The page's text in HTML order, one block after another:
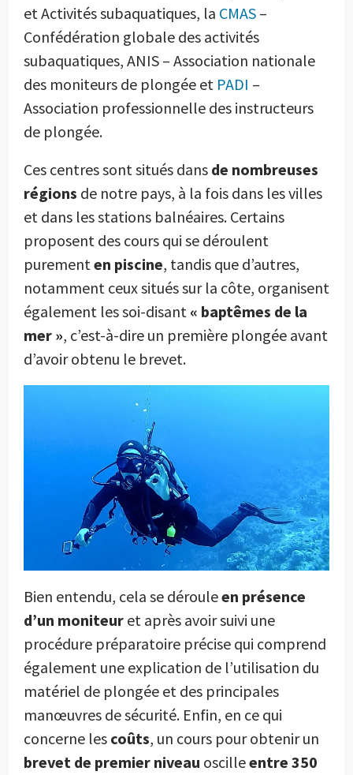
et Activités subaquatiques, la CMAS –
Confédération globale des activités
subaquatiques, ANIS – Association nationale
des moniteurs de plongée et PADI –
Association professionnelle des instructeurs
de plongée.
Ces centres sont situés dans de nombreuses
régions de notre pays, à la fois dans les villes
et dans les stations balnéaires. Certains
proposent des cours qui se déroulent
purement en piscine, tandis que d’autres,
notamment ceux situés sur la côte, organisent
également les soi-disant « baptêmes de la
mer », c’est-à-dire un première plongée avant
d’avoir obtenu le brevet.
Bien entendu, cela se dérouleen présence
d’un moniteur et après avoir suivi une
procédure préparatoire précise qui comprend
également une explication de l’utilisation du
matériel de plongée et des principales
manœuvres de sécurité. Enfin, en ce qui
concerne les coûts, un cours pour obtenir un
brevet de premier niveau oscilleentre 350